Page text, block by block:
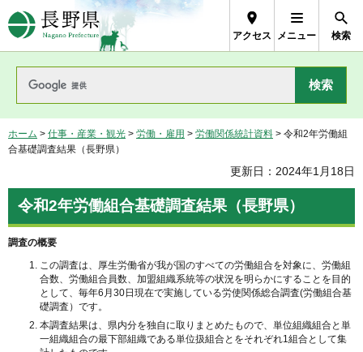
長野県Nagano Prefecture
アクセス メニュー 検索
ホーム > 仕事・産業・観光 > 労働・雇用 > 労働関係統計資料 > 令和2年労働組
合基礎調査結果（長野県）
更新日：2024年1月18日
令和2年労働組合基礎調査結果（長野県）
調査の概要
この調査は、厚生労働省が我が国のすべての労働組合を対象に、労働組
合数、労働組合員数、加盟組織系統等の状況を明らかにすることを目的
として、毎年6月30日現在で実施している労使関係総合調査(労働組合基
礎調査）です。
本調査結果は、県内分を独自に取りまとめたもので、単位組織組合と単
一組織組合の最下部組織である単位扱組合とをそれぞれ1組合として集